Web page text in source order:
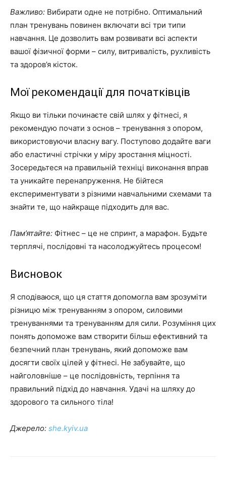
Важливо: Вибирати одне не потрібно. Оптимальний
план тренувань повинен включати всі три типи
навчання. Це дозволить вам розвивати всі аспекти
вашої фізичної форми – силу, витривалість, рухливість
та здоров’я кісток.
Мої рекомендації для початківців
Якщо ви тільки починаєте свій шлях у фітнесі, я
рекомендую почати з основ – тренування з опором,
використовуючи власну вагу. Поступово додайте ваги
або еластичні стрічки у міру зростання міцності.
Зосередьтеся на правильній техніці виконання вправ
та уникайте перенапруження. Не бійтеся
експериментувати з різними навчальними схемами та
знайти те, що найкраще підходить для вас.
Пам’ятайте: Фітнес – це не спринт, а марафон. Будьте
терплячі, послідовні та насолоджуйтесь процесом!
Висновок
Я сподіваюся, що ця стаття допомогла вам зрозуміти
різницю між тренуванням з опором, силовими
тренуваннями та тренуванням для сили. Розуміння цих
понять допоможе вам створити більш ефективний та
безпечний план тренувань, який допоможе вам
досягти своїх цілей у фітнесі. Не забувайте, що
найголовніше – це послідовність, терпіння та
правильний підхід до навчання. Удачі на шляху до
здорового та сильного тіла!
Джерело: she.kyiv.ua